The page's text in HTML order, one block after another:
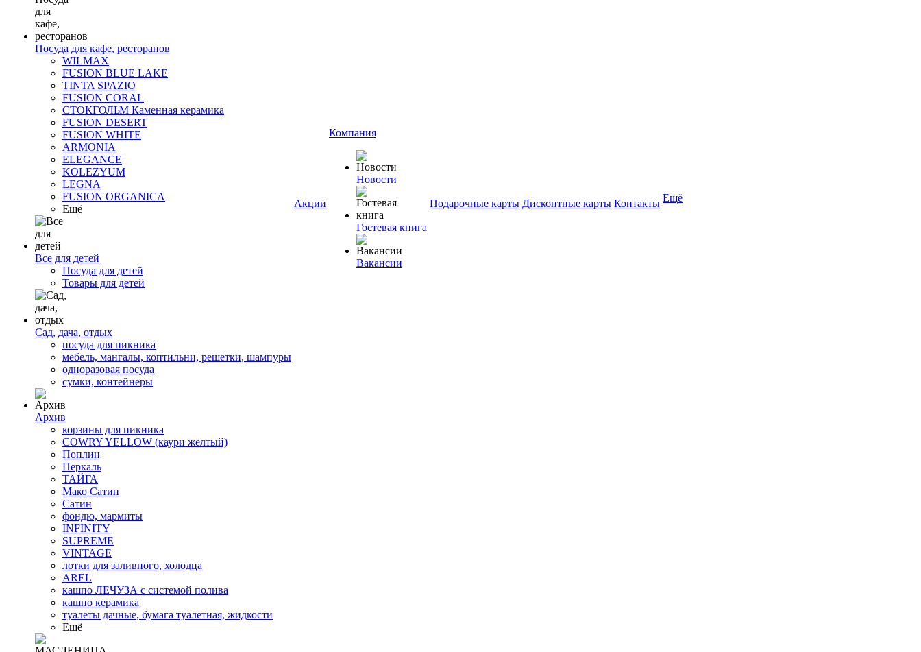
Посуда для кафе, ресторанов
WILMAX
FUSION BLUE LAKE
TINTA SPAZIO
FUSION CORAL
СТОКГОЛЬМ Каменная керамика
FUSION DESERT
FUSION WHITE
ARMONIA
ELEGANCE
KOLEZYUM
LEGNA
FUSION ORGANICA
Ещё
Все для детей
Посуда для детей
Товары для детей
Сад, дача, отдых
посуда для пикника
мебель, мангалы, коптильни, решетки, шампуры
одноразовая посуда
сумки, контейнеры
Архив
корзины для пикника
COWRY YELLOW (каури желтый)
Поплин
Перкаль
ТАЙГА
Мако Сатин
Сатин
фондю, мармиты
INFINITY
SUPREME
VINTAGE
лотки для заливного, холодца
AREL
кашпо ЛЕЧУЗА с системой полива
кашпо керамика
туалеты дачные, бумага туалетная, жидкости
Ещё
Акции
Компания
Новости
Гостевая книга
Вакансии
Подарочные карты Дисконтные карты Контакты Ещё